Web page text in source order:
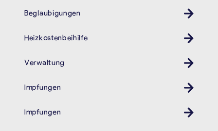
Beglaubigungen
Heizkostenbeihilfe
Verwaltung
Impfungen
Gesundheit
Impfungen
Gesundheit